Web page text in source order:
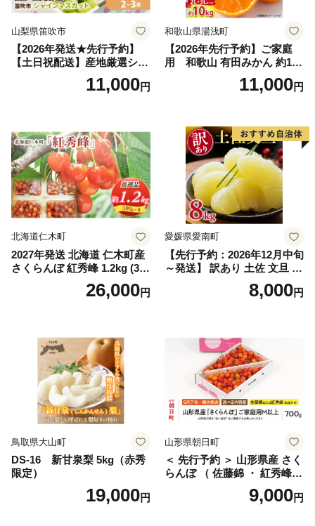
山梨県笛吹市
【2026年発送★先行予約】
【土日祝配送】産地厳選シャ
インマスカット1.2kg～1.3kg
（2房～3房）※沖縄・離島配
笛吹市 山梨県 フルーツ 果物
ぶどう 葡萄 大粒 シャインマ
スカット おすすめ シャイン
マスカット 贈答 ギフト 産地
笛吹市 シャインマスカット
笛吹 葡萄 国産 ぶどう 人気
国産 1.2kg 先行｜
11,000円
和歌山県湯浅町
【2026年先行予約】ご家庭
用 和歌山 有田みかん 約10k
g (2L、3Lサイズ)【湯浅町】
11,000円
北海道仁木町
2027年発送 北海道 仁木町産
さくらんぼ 紅秀峰 1.2kg (300
g×4パック) Lサイズ以上 旬
桜桃 産地直送 サクランボ チ
26,000円
愛媛県愛南町
【先行予約：2026年12月中旬
～発送】 訳あり 土佐 文旦 8k
g (Mサイズ以上サイズミック
ス) 8000円 わけあり ぶんた
産 農家直送 期間限定 特産品
サイズミックス くらもとフ
ァーム 愛南町 愛媛県
8,000円
鳥取県大山町
DS-16 新甘泉梨 5kg（赤秀
限定）
19,000円
山形県朝日町
＜ 先行予約 ＞ 山形県産 さく
らんぼ （ 佐藤錦 ・ 紅秀峰
） ご家庭用 M以上 700g 【20
26年6月下旬から7月上旬発
9,000円